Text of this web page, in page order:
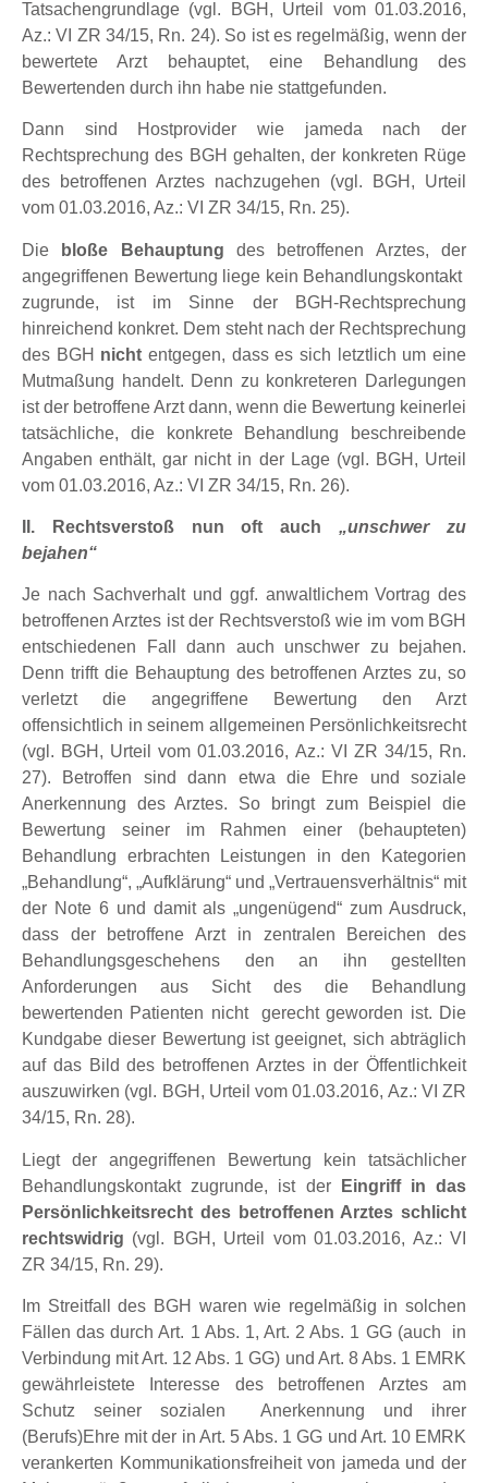
Tatsachengrundlage (vgl. BGH, Urteil vom 01.03.2016,
Az.: VI ZR 34/15, Rn. 24). So ist es regelmäßig, wenn der
bewertete Arzt behauptet, eine Behandlung des
Bewertenden durch ihn habe nie stattgefunden.
Dann sind Hostprovider wie jameda nach der
Rechtsprechung des BGH gehalten, der konkreten Rüge
des betroffenen Arztes nachzugehen (vgl. BGH, Urteil
vom 01.03.2016, Az.: VI ZR 34/15, Rn. 25).
Die bloße Behauptung des betroffenen Arztes, der
angegriffenen Bewertung liege kein Behandlungskontakt
zugrunde, ist im Sinne der BGH-Rechtsprechung
hinreichend konkret. Dem steht nach der Rechtsprechung
des BGH nicht entgegen, dass es sich letztlich um eine
Mutmaßung handelt. Denn zu konkreteren Darlegungen
ist der betroffene Arzt dann, wenn die Bewertung keinerlei
tatsächliche, die konkrete Behandlung beschreibende
Angaben enthält, gar nicht in der Lage (vgl. BGH, Urteil
vom 01.03.2016, Az.: VI ZR 34/15, Rn. 26).
II. Rechtsverstoß nun oft auch„unschwer zu
bejahen“
Je nach Sachverhalt und ggf. anwaltlichem Vortrag des
betroffenen Arztes ist der Rechtsverstoß wie im vom BGH
entschiedenen Fall dann auch unschwer zu bejahen.
Denn trifft die Behauptung des betroffenen Arztes zu, so
verletzt die angegriffene Bewertung den Arzt
offensichtlich in seinem allgemeinen Persönlichkeitsrecht
(vgl. BGH, Urteil vom 01.03.2016, Az.: VI ZR 34/15, Rn.
27). Betroffen sind dann etwa die Ehre und soziale
Anerkennung des Arztes. So bringt zum Beispiel die
Bewertung seiner im Rahmen einer (behaupteten)
Behandlung erbrachten Leistungen in den Kategorien
„Behandlung“, „Aufklärung“ und „Vertrauensverhältnis“ mit
der Note 6 und damit als „ungenügend“ zum Ausdruck,
dass der betroffene Arzt in zentralen Bereichen des
Behandlungsgeschehens den an ihn gestellten
Anforderungen aus Sicht des die Behandlung
bewertenden Patienten nicht gerecht geworden ist. Die
Kundgabe dieser Bewertung ist geeignet, sich abträglich
auf das Bild des betroffenen Arztes in der Öffentlichkeit
auszuwirken (vgl. BGH, Urteil vom 01.03.2016, Az.: VI ZR
34/15, Rn. 28).
Liegt der angegriffenen Bewertung kein tatsächlicher
Behandlungskontakt zugrunde, ist der
Eingriff in das
Persönlichkeitsrecht des betroffenen Arztes schlicht
rechtswidrig (vgl. BGH, Urteil vom 01.03.2016, Az.: VI
ZR 34/15, Rn. 29).
Im Streitfall des BGH waren wie regelmäßig in solchen
Fällen das durch Art. 1 Abs. 1, Art. 2 Abs. 1 GG (auch in
Verbindung mit Art. 12 Abs. 1 GG) und Art. 8 Abs. 1 EMRK
gewährleistete Interesse des betroffenen Arztes am
Schutz seiner sozialen Anerkennung und ihrer
(Berufs)Ehre mit der in Art. 5 Abs. 1 GG und Art. 10 EMRK
verankerten Kommunikationsfreiheit von jameda und der